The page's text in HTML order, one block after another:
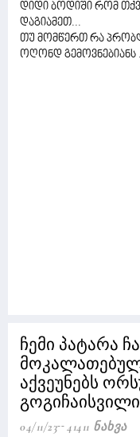
დიდი ბოდიში რომ
დაგიამეთ...
თუ მომწერთ რა
ოღონდ გემოვნებიანს
ჩემი პატარა
აქვეუნებს
გოგიჩაისვილი
04/11/23 41411 Ნახვა